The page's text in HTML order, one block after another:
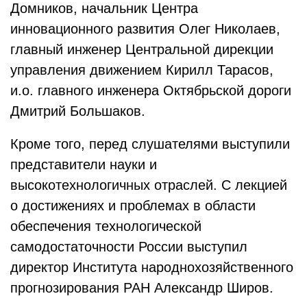
Домников, начальник Центра
инновационного развития Олег Николаев,
главный инженер Центральной дирекции
управления движением Кирилл Тарасов,
и.о. главного инженера Октябрьской дороги
Дмитрий Большаков.
Кроме того, перед слушателями выступили
представители науки и
высокотехнологичных отраслей. С лекцией
о достижениях и проблемах в области
обеспечения технологической
самодостаточности России выступил
директор Института народнохозяйственного
прогнозирования РАН Александр Широв.